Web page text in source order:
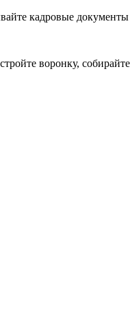
кадровые
воронку,